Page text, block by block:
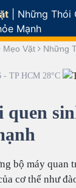
Những Thói
Mạnh
Mẹo Vặt
Những
- TP HCM 28°C
quen
bộ máy quan
cơ thể như